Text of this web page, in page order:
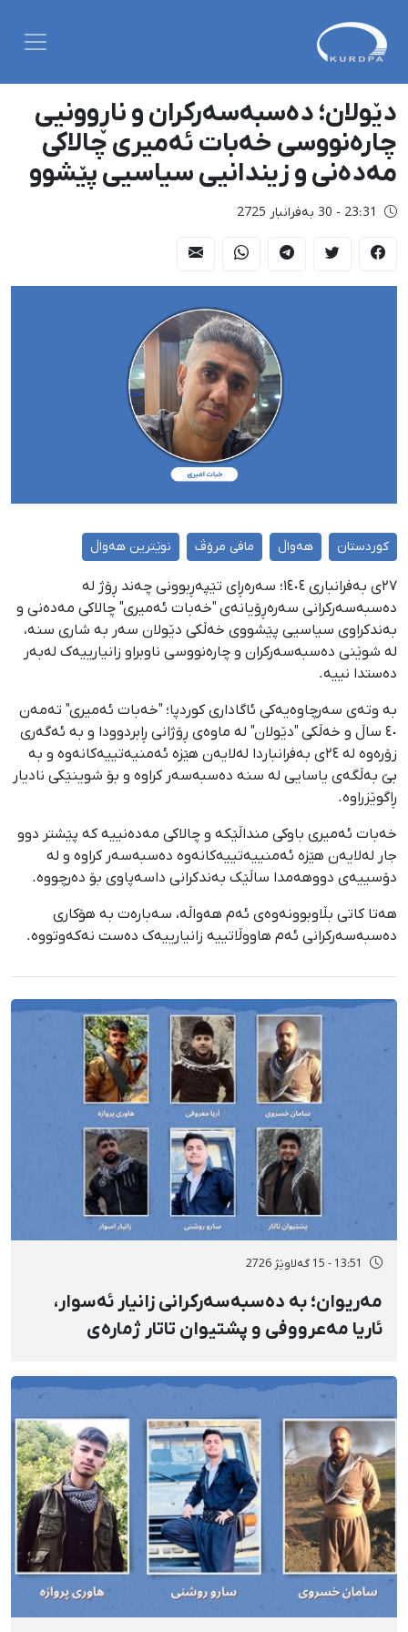
دێولان؛ دەسبەسەرکران و ناڕوونیی
چارەنووسی خەبات ئەمیری چالاکی
مەدەنی و زیندانیی سیاسیی پێشوو
23:31 - 30 بەفرانبار 2725
کوردستان هەواڵ مافی مرۆڤ نوێترین هەواڵ
٢٧ی بەفرانباری ١٤٠٤؛ سەرەڕای تێپەڕبوونی چەند ڕۆژ لە
دەسبەسەرکرانی سەرەڕۆیانەی "خەبات ئەمیری" چالاکی مەدەنی و
بەندکراوی سیاسیی پێشووی خەڵکی دێولان سەر بە شاری سنە،
لە شوێنی دەسبەسەرکران و چارەنووسی ناوبراو زانیارییەک لەبەر
دەستدا نییە.
بە وتەی سەرچاوەیەکی ئاگاداری کوردپا؛ "خەبات ئەمیری" تەمەن
٤٠ ساڵ و خەڵکی "دێولان" لە ماوەی ڕۆژانی ڕابردوودا و بە ئەگەری
زۆرەوە لە ٢٤ی بەفرانباردا لەلایەن ‌هێزە ئەمنیەتییەکانەوە و بە
بێ بەڵگەی یاسایی لە سنە دەسبەسەر کراوە و بۆ شوینێکی نادیار
ڕاگوێزراوە.
خەبات ئەمیری باوکی منداڵێکە و چالاکی مەدەنییە کە پێشتر دوو
جار لەلایەن هێزە ئەمنییەتییەکانەوە دەسبەسەر کراوە و لە
دۆسییەی دووهەمدا ساڵێک بەندکرانی داسەپاوی بۆ دەرچووە.
هەتا کاتی بڵاوبوونەوەی ئەم هەواڵە، سەبارەت بە هۆکاری
دەسبەسەرکرانی ئەم هاووڵاتییە زانیارییەک دەست نەکەوتووە.
13:51 - 15 گەلاوێژ 2726
مەریوان؛ بە دەسبەسەرکرانی زانیار ئەسوار،
ئاریا مەعرووفی و پشتیوان تاتار ژمارەی
بۆ شەش کەس زیادی کرد